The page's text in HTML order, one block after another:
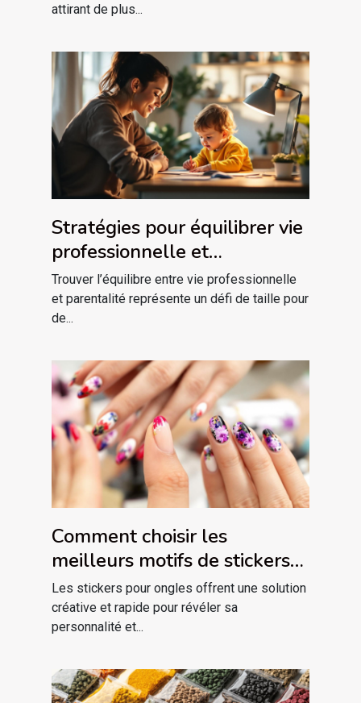
attirant de plus...
Stratégies pour équilibrer vie
professionnelle et
parentalité
Trouver l’équilibre entre vie professionnelle
et parentalité représente un défi de taille pour
de...
Comment choisir les
meilleurs motifs de stickers
pour embellir vos ongles ?
Les stickers pour ongles offrent une solution
créative et rapide pour révéler sa
personnalité et...